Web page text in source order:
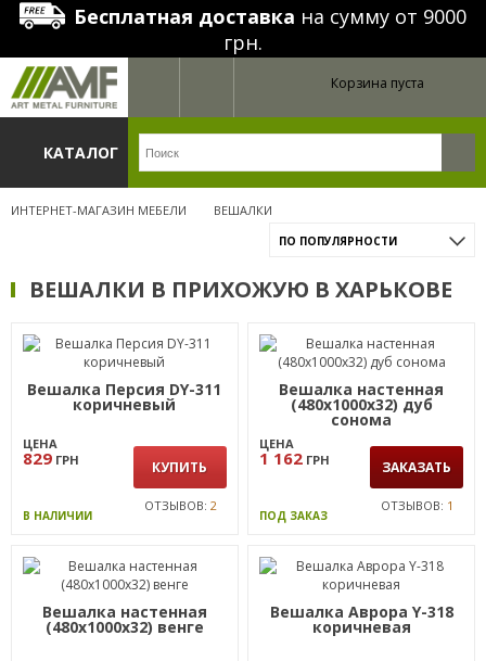
Бесплатная доставка на сумму от 9000
грн.
Корзина пуста
КАТАЛОГ
ИНТЕРНЕТ-МАГАЗИН МЕБЕЛИ ВЕШАЛКИ
ПО ПОПУЛЯРНОСТИ
ВЕШАЛКИ В ПРИХОЖУЮ В ХАРЬКОВЕ
Вешалка Персия DY-311
коричневый
ЦЕНА
829 ГРН КУПИТЬ
В НАЛИЧИИ
ОТЗЫВОВ: 2
Вешалка настенная
(480х1000х32) дуб
сонома
ЦЕНА
1 162 ГРН ЗАКАЗАТЬ
ПОД ЗАКАЗ
ОТЗЫВОВ: 1
Вешалка настенная
(480х1000х32) венге
Вешалка Аврора Y-318
коричневая